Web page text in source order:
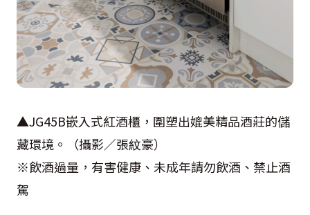
▲JG45B嵌入式紅酒櫃，圍塑出媲美精品酒莊的儲
藏環境。（攝影／張紋豪）
※飲酒過量，有害健康、未成年請勿飲酒、禁止酒
駕